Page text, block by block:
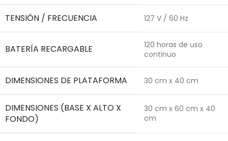
TENSIÓN / FRECUENCIA 127 V / 60 Hz
BATERÍA RECARGABLE
120 horas de uso
continuo
DIMENSIONES DE PLATAFORMA 30 cm x 40 cm
DIMENSIONES (BASE X ALTO X
FONDO)
30 cm x 60 cm x 40
cm